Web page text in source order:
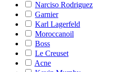
Narciso Rodriguez
Garnier
Karl Lagerfeld
Moroccanoil
Boss
Le Creuset
Acne